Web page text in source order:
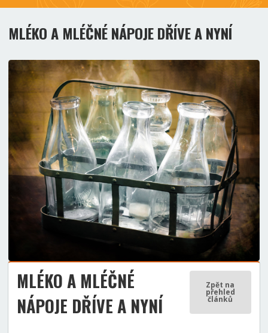
MLÉKO A MLÉČNÉ NÁPOJE DŘÍVE A NYNÍ
MLÉKO A MLÉČNÉ
NÁPOJE DŘÍVE A NYNÍ
Zpět na
přehled
článků